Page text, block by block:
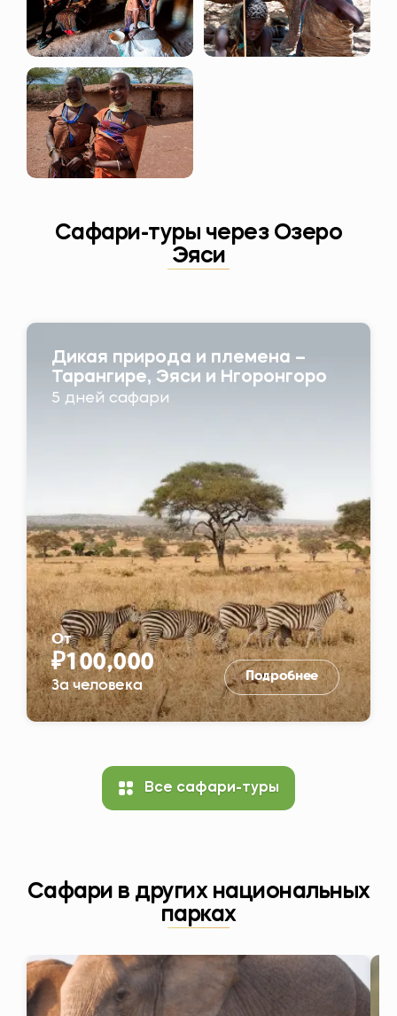
Сафари-туры через Озеро
Эяси
Дикая природа и племена –
Тарангире, Эяси и Нгоронгоро
5 дней сафари
От
₽100,000
За человека
Подробнее
Все сафари-туры
Сафари в других национальных
парках